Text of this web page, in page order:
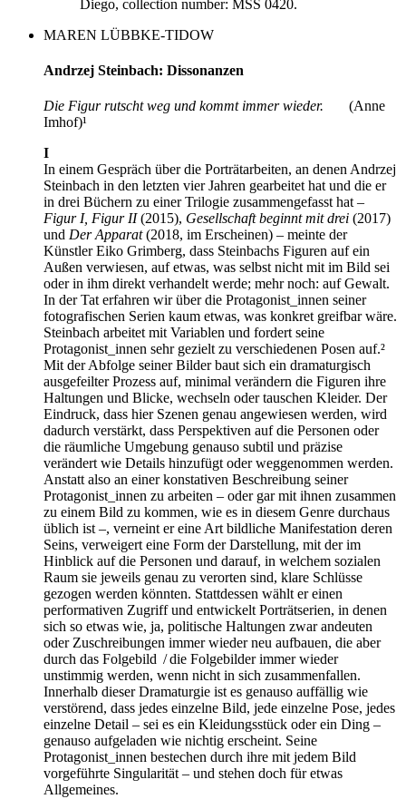
Diego, collection number: MSS 0420.
MAREN LÜBBKE-TIDOW
Andrzej Steinbach: Dissonanzen
Die Figur rutscht weg und kommt immer wieder.
(Anne
Imhof)¹
I
In einem Gespräch über die Porträtarbeiten, an denen Andrzej
Steinbach in den letzten vier Jahren gearbeitet hat und die er
in drei Büchern zu einer Trilogie zusammengefasst hat –
Figur I, Figur II(2015), Gesellschaft beginnt mit drei (2017)
und Der Apparat(2018, im Erscheinen) – meinte der
Künstler Eiko Grimberg, dass Steinbachs Figuren auf ein
Außen verwiesen, auf etwas, was selbst nicht mit im Bild sei
oder in ihm direkt verhandelt werde; mehr noch: auf Gewalt.
In der Tat erfahren wir über die Protagonist_innen seiner
fotografischen Serien kaum etwas, was konkret greifbar wäre.
Steinbach arbeitet mit Variablen und fordert seine
Protagonist_innen sehr gezielt zu verschiedenen Posen auf.²
Mit der Abfolge seiner Bilder baut sich ein dramaturgisch
ausgefeilter Prozess auf, minimal verändern die Figuren ihre
Haltungen und Blicke, wechseln oder tauschen Kleider. Der
Eindruck, dass hier Szenen genau angewiesen werden, wird
dadurch verstärkt, dass Perspektiven auf die Personen oder
die räumliche Umgebung genauso subtil und präzise
verändert wie Details hinzufügt oder weggenommen werden.
Anstatt also an einer konstativen Beschreibung seiner
Protagonist_innen zu arbeiten – oder gar mit ihnen zusammen
zu einem Bild zu kommen, wie es in diesem Genre durchaus
üblich ist –, verneint er eine Art bildliche Manifestation deren
Seins, verweigert eine Form der Darstellung, mit der im
Hinblick auf die Personen und darauf, in welchem sozialen
Raum sie jeweils genau zu verorten sind, klare Schlüsse
gezogen werden könnten. Stattdessen wählt er einen
performativen Zugriff und entwickelt Porträtserien, in denen
sich so etwas wie, ja, politische Haltungen zwar andeuten
oder Zuschreibungen immer wieder neu aufbauen, die aber
durch das Folgebild / die Folgebilder immer wieder
unstimmig werden, wenn nicht in sich zusammenfallen.
Innerhalb dieser Dramaturgie ist es genauso auffällig wie
verstörend, dass jedes einzelne Bild, jede einzelne Pose, jedes
einzelne Detail – sei es ein Kleidungsstück oder ein Ding –
genauso aufgeladen wie nichtig erscheint. Seine
Protagonist_innen bestechen durch ihre mit jedem Bild
vorgeführte Singularität – und stehen doch für etwas
Allgemeines.